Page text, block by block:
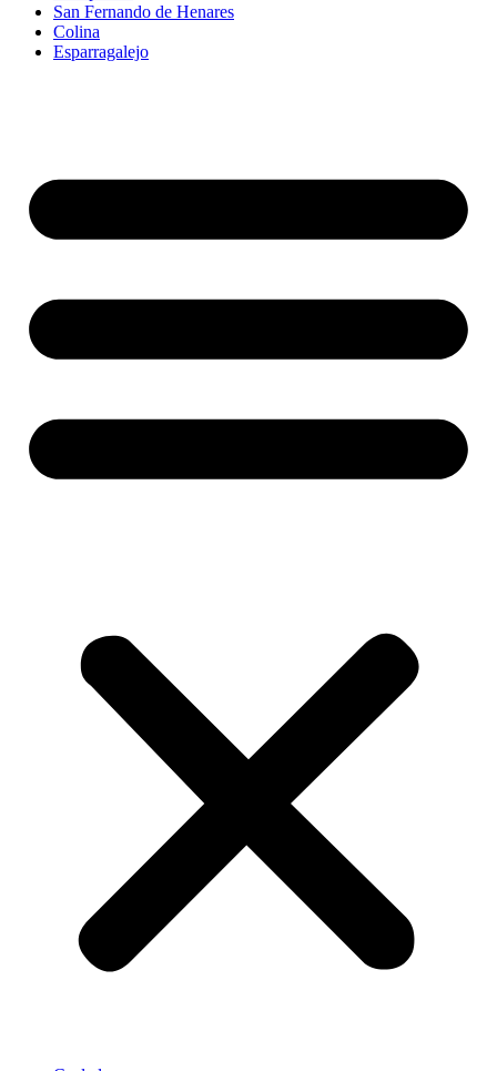
San Fernando de Henares
Colina
Esparragalejo